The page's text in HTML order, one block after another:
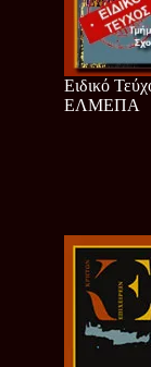
Ειδικό
ΕΛΜΕΠΑ